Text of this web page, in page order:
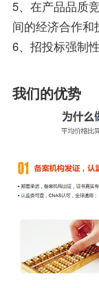
5、在产品品质
间的经济合作和
6、招投标强制
我们的优势